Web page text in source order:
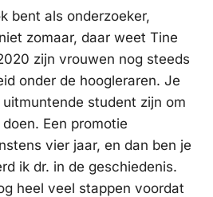
bent als onderzoeker,
zomaar, daar weet Tine
zijn vrouwen nog steeds
onder de hoogleraren. Je
student zijn om
Een promotie
vier jaar, en dan ben je
ik dr. in de geschiedenis.
heel veel stappen voordat